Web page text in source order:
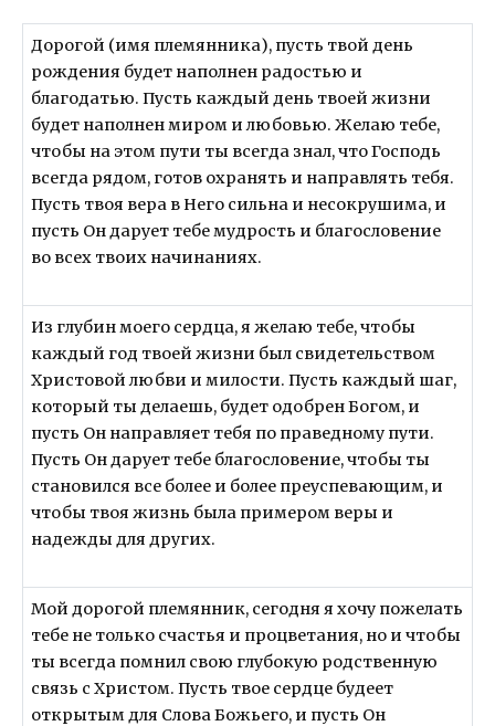
Дорогой (имя племянника), пусть твой день
рождения будет наполнен радостью и
благодатью. Пусть каждый день твоей жизни
будет наполнен миром и любовью. Желаю тебе,
чтобы на этом пути ты всегда знал, что Господь
всегда рядом, готов охранять и направлять тебя.
Пусть твоя вера в Него сильна и несокрушима, и
пусть Он дарует тебе мудрость и благословение
во всех твоих начинаниях.
Из глубин моего сердца, я желаю тебе, чтобы
каждый год твоей жизни был свидетельством
Христовой любви и милости. Пусть каждый шаг,
который ты делаешь, будет одобрен Богом, и
пусть Он направляет тебя по праведному пути.
Пусть Он дарует тебе благословение, чтобы ты
становился все более и более преуспевающим, и
чтобы твоя жизнь была примером веры и
надежды для других.
Мой дорогой племянник, сегодня я хочу пожелать
тебе не только счастья и процветания, но и чтобы
ты всегда помнил свою глубокую родственную
связь с Христом. Пусть твое сердце будеет
открытым для Слова Божьего, и пусть Он